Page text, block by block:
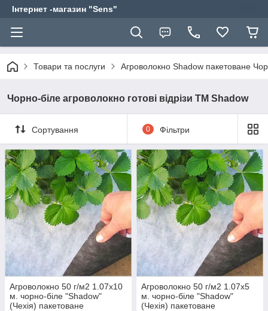
Інтернет -магазин "Sens"
Товари та послуги Агроволокно Shadow пакетоване
Чорно-біле агроволокно готові відрізи ТМ Shadow
Сортування 0 Фільтри
Агроволокно 50 г/м2 1.07х10
м. чорно-біле "Shadow"
(Чехія) пакетоване
Агроволокно 50 г/м2 1.07х5
м. чорно-біле "Shadow"
(Чехія) пакетоване